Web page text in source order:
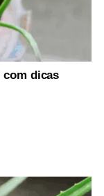
com dicas